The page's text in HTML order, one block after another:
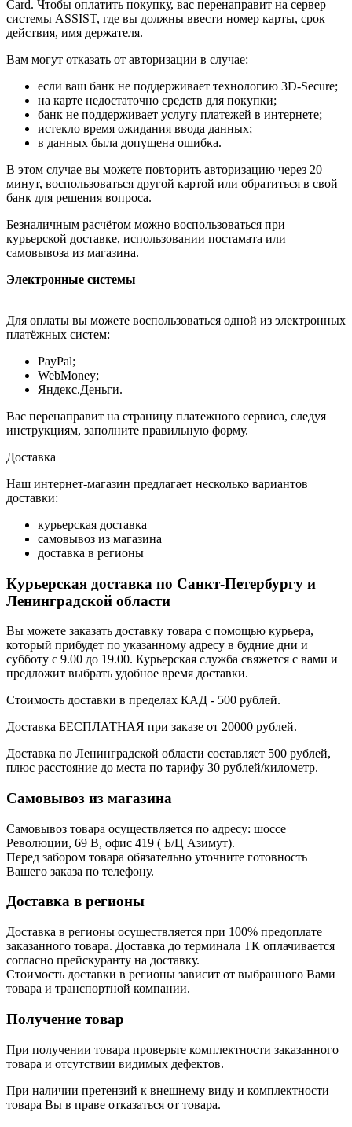
Card. Чтобы оплатить покупку, вас перенаправит на сервер
системы ASSIST, где вы должны ввести номер карты, срок
действия, имя держателя.
Вам могут отказать от авторизации в случае:
если ваш банк не поддерживает технологию 3D-Secure;
на карте недостаточно средств для покупки;
банк не поддерживает услугу платежей в интернете;
истекло время ожидания ввода данных;
в данных была допущена ошибка.
В этом случае вы можете повторить авторизацию через 20
минут, воспользоваться другой картой или обратиться в свой
банк для решения вопроса.
Безналичным расчётом можно воспользоваться при
курьерской доставке, использовании постамата или
самовывоза из магазина.
Электронные системы
Для оплаты вы можете воспользоваться одной из электронных
платёжных систем:
PayPal;
WebMoney;
Яндекс.Деньги.
Вас перенаправит на страницу платежного сервиса, следуя
инструкциям, заполните правильную форму.
Доставка
Наш интернет-магазин предлагает несколько вариантов
доставки:
курьерская доставка
самовывоз из магазина
доставка в регионы
Курьерская доставка по Санкт-Петербургу и
Ленинградской области
Вы можете заказать доставку товара с помощью курьера,
который прибудет по указанному адресу в будние дни и
субботу с 9.00 до 19.00. Курьерская служба свяжется с вами и
предложит выбрать удобное время доставки.
Стоимость доставки в пределах КАД - 500 рублей.
Доставка БЕСПЛАТНАЯ при заказе от 20000 рублей.
Доставка по Ленинградской области составляет 500 рублей,
плюс расстояние до места по тарифу 30 рублей/километр.
Самовывоз из магазина
Самовывоз товара осуществляется по адресу: шоссе
Революции, 69 В, офис 419 ( Б/Ц Азимут).
Перед забором товара обязательно уточните готовность
Вашего заказа по телефону.
Доставка в регионы
Доставка в регионы осуществляется при 100% предоплате
заказанного товара. Доставка до терминала ТК оплачивается
согласно прейскуранту на доставку.
Стоимость доставки в регионы зависит от выбранного Вами
товара и транспортной компании.
Получение товар
При получении товара проверьте комплектности заказанного
товара и отсутствии видимых дефектов.
При наличии претензий к внешнему виду и комплектности
товара Вы в праве отказаться от товара.